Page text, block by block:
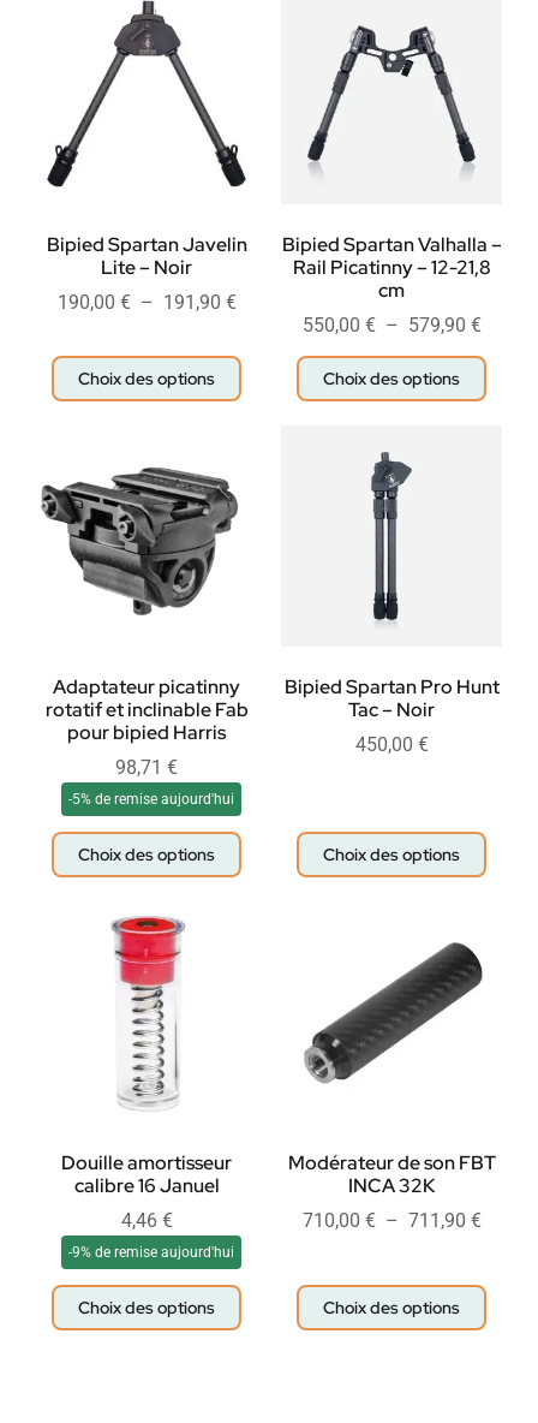
Bipied Spartan Javelin
Lite – Noir
190,00 € – 191,90 €
Choix des options
Bipied Spartan Valhalla –
Rail Picatinny – 12-21,8
cm
550,00 € – 579,90 €
Choix des options
Adaptateur picatinny
rotatif et inclinable Fab
pour bipied Harris
98,71 €
-5% de remise aujourd'hui
Choix des options
Bipied Spartan Pro Hunt
Tac – Noir
450,00 €
Choix des options
Douille amortisseur
calibre 16 Januel
4,46 €
-9% de remise aujourd'hui
Choix des options
Modérateur de son FBT
INCA 32K
710,00 € – 711,90 €
Choix des options